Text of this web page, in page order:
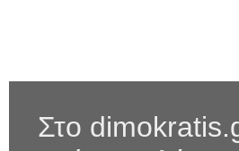
Στο